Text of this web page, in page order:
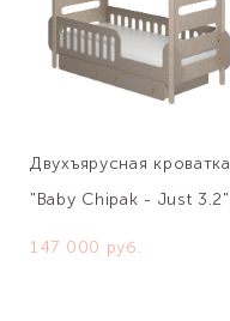
Двухъярусная кроватка
"Baby Chipak - Just 3.2"
147 000 pуб.